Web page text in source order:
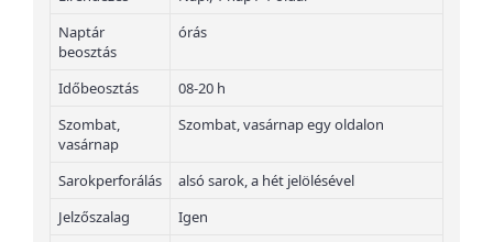
Naptár
beosztás
órás
Időbeosztás
08-20 h
Szombat,
vasárnap
Szombat, vasárnap egy oldalon
Sarokperforálás
alsó sarok, a hét jelölésével
Jelzőszalag
Igen